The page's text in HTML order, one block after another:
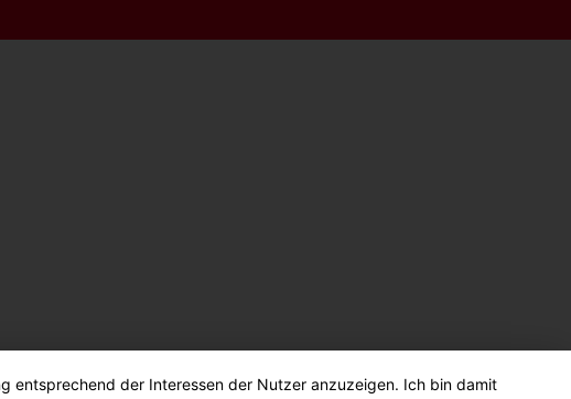
entsprechend der Interessen der Nutzer anzuzeigen. Ich bin damit